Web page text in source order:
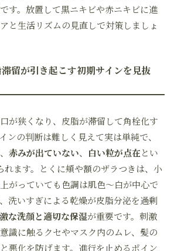
す。放置して黒ニキビや赤ニキビに進
と生活リズムの見直しで対策しましょ
留が引き起こす初期サインを見抜
が狭くなり、皮脂が滞留して角栓化す
ンの判断は難しく見えて実は単純で、
、 赤みが出ていない、 白い粒が点在とい
れます。とくに頬や額のザラつきは、小
がっていても色調は肌色〜白が中心で
洗いすぎによる乾燥が皮脂分泌を過剰
な洗顔と適切な保湿が重要です。刺激
識に触るクセやマスク内のムレ、髪の
悪化を防げます。進行を止めるポイン